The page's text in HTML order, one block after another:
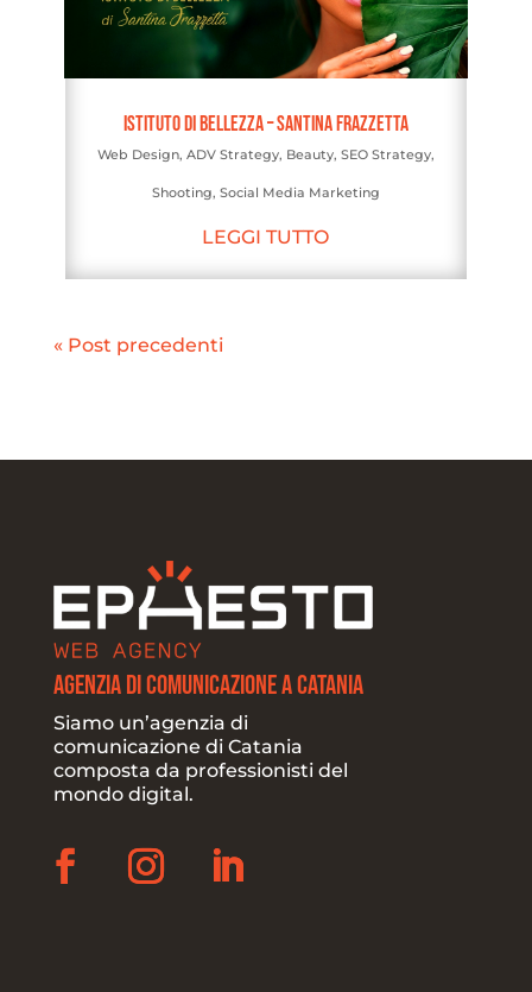
Istituto di Bellezza – Santina Frazzetta
Web Design, ADV Strategy, Beauty, SEO Strategy,
Shooting, Social Media Marketing
LEGGI TUTTO
« Post precedenti
Agenzia di Comunicazione a Catania
Siamo un’agenzia di
comunicazione di Catania
composta da professionisti del
mondo digital.